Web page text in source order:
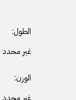
الطول:
غير محدد
الوزن: